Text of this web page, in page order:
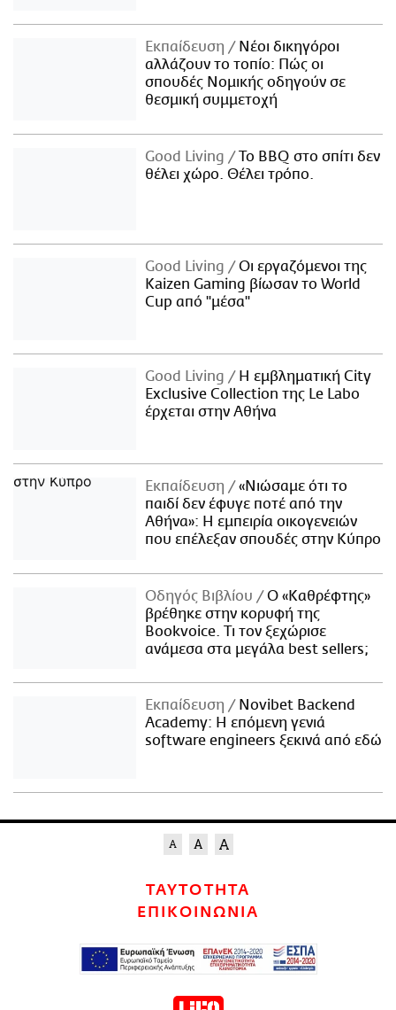
Εκπαίδευση
Νέοι δικηγόροι
αλλάζουν το τοπίο: Πώς οι
σπουδές Νομικής οδηγούν σε
θεσμική συμμετοχή
Good Living
Το BBQ στο σπίτι δεν
θέλει χώρο. Θέλει τρόπο.
Good Living
Οι εργαζόμενοι της
Kaizen Gaming βίωσαν το World
Cup από "μέσα"
Good Living
Η εμβληματική City
Exclusive Collection της Le Labo
έρχεται στην Αθήνα
Εκπαίδευση
«Νιώσαμε ότι το
παιδί δεν έφυγε ποτέ από την
Αθήνα»: Η εμπειρία οικογενειών
που επέλεξαν σπουδές στην Κύπρο
Οδηγός Βιβλίου
Ο «Καθρέφτης»
βρέθηκε στην κορυφή της
Bookvoice. Τι τον ξεχώρισε
ανάμεσα στα μεγάλα best sellers;
Εκπαίδευση
Novibet Backend
Academy: Η επόμενη γενιά
software engineers ξεκινά από εδώ
ΤΑΥΤΟΤΗΤΑ
ΕΠΙΚΟΙΝΩΝΙΑ